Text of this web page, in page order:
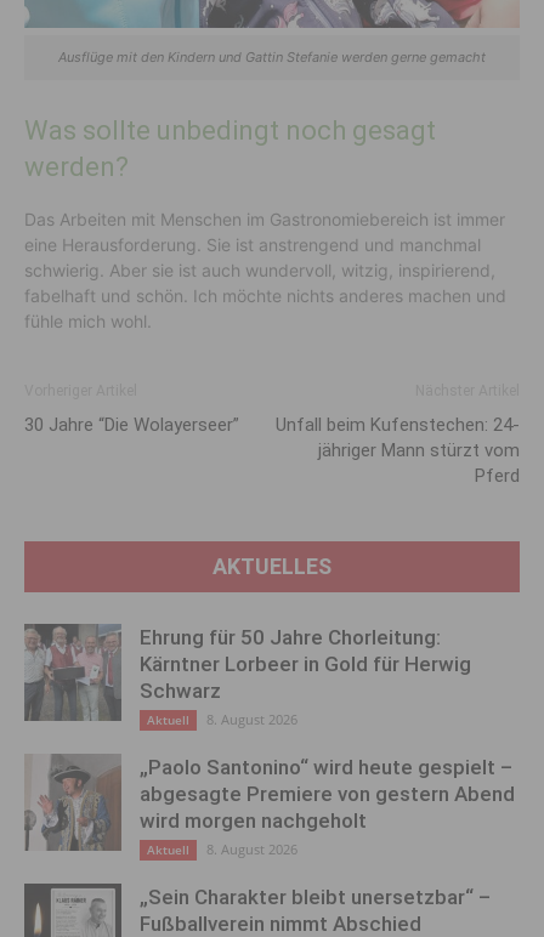
Ausflüge mit den Kindern und Gattin Stefanie werden gerne gemacht
Was sollte unbedingt noch gesagt
werden?
Das Arbeiten mit Menschen im Gastronomiebereich ist immer
eine Herausforderung. Sie ist anstrengend und manchmal
schwierig. Aber sie ist auch wundervoll, witzig, inspirierend,
fabelhaft und schön. Ich möchte nichts anderes machen und
fühle mich wohl.
30 Jahre “Die Wolayerseer”
Unfall beim Kufenstechen: 24-
jähriger Mann stürzt vom
Pferd
AKTUELLES
Ehrung für 50 Jahre Chorleitung:
Kärntner Lorbeer in Gold für Herwig
Schwarz
Aktuell 8. August 2026
„Paolo Santonino“ wird heute gespielt –
abgesagte Premiere von gestern Abend
wird morgen nachgeholt
Aktuell 8. August 2026
„Sein Charakter bleibt unersetzbar“ –
Fußballverein nimmt Abschied